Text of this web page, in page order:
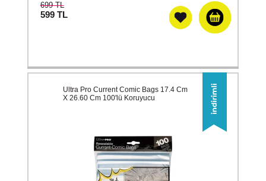
699 TL
599 TL
Ultra Pro Current Comic Bags 17.4 Cm
X 26.60 Cm 100'lü Koruyucu